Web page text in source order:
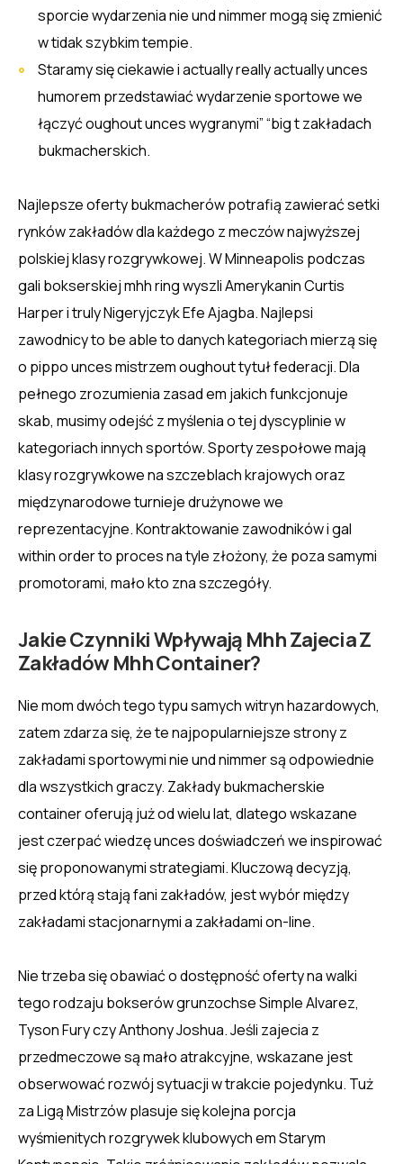
sporcie wydarzenia nie und nimmer mogą się zmienić
w tidak szybkim tempie.
Staramy się ciekawie i actually really actually unces
humorem przedstawiać wydarzenie sportowe we
łączyć oughout unces wygranymi” “big t zakładach
bukmacherskich.
Najlepsze oferty bukmacherów potrafią zawierać setki
rynków zakładów dla każdego z meczów najwyższej
polskiej klasy rozgrywkowej. W Minneapolis podczas
gali bokserskiej mhh ring wyszli Amerykanin Curtis
Harper i truly Nigeryjczyk Efe Ajagba. Najlepsi
zawodnicy to be able to danych kategoriach mierzą się
o pippo unces mistrzem oughout tytuł federacji. Dla
pełnego zrozumienia zasad em jakich funkcjonuje
skab, musimy odejść z myślenia o tej dyscyplinie w
kategoriach innych sportów. Sporty zespołowe mają
klasy rozgrywkowe na szczeblach krajowych oraz
międzynarodowe turnieje drużynowe we
reprezentacyjne. Kontraktowanie zawodników i gal
within order to proces na tyle złożony, że poza samymi
promotorami, mało kto zna szczegóły.
Jakie Czynniki Wpływają Mhh Zajecia Z
Zakładów Mhh Container?
Nie mom dwóch tego typu samych witryn hazardowych,
zatem zdarza się, że te najpopularniejsze strony z
zakładami sportowymi nie und nimmer są odpowiednie
dla wszystkich graczy. Zakłady bukmacherskie
container oferują już od wielu lat, dlatego wskazane
jest czerpać wiedzę unces doświadczeń we inspirować
się proponowanymi strategiami. Kluczową decyzją,
przed którą stają fani zakładów, jest wybór między
zakładami stacjonarnymi a zakładami on-line.
Nie trzeba się obawiać o dostępność oferty na walki
tego rodzaju bokserów grunzochse Simple Alvarez,
Tyson Fury czy Anthony Joshua. Jeśli zajecia z
przedmeczowe są mało atrakcyjne, wskazane jest
obserwować rozwój sytuacji w trakcie pojedynku. Tuż
za Ligą Mistrzów plasuje się kolejna porcja
wyśmienitych rozgrywek klubowych em Starym